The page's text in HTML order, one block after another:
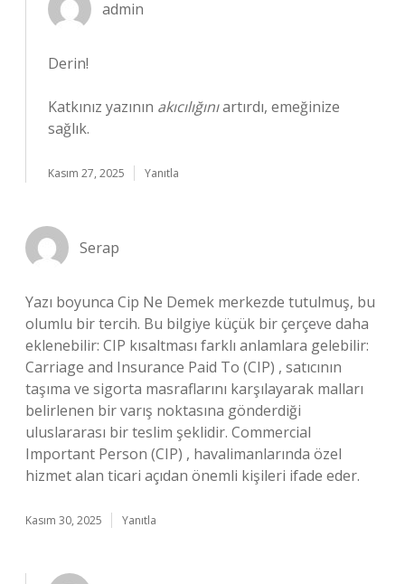
admin
Derin!
Katkınız yazının akıcılığınıartırdı, emeğinize
sağlık.
Kasım 27, 2025 Yanıtla
Serap
Yazı boyunca Cip Ne Demek merkezde tutulmuş, bu
olumlu bir tercih. Bu bilgiye küçük bir çerçeve daha
eklenebilir: CIP kısaltması farklı anlamlara gelebilir:
Carriage and Insurance Paid To (CIP) , satıcının
taşıma ve sigorta masraflarını karşılayarak malları
belirlenen bir varış noktasına gönderdiği
uluslararası bir teslim şeklidir. Commercial
Important Person (CIP) , havalimanlarında özel
hizmet alan ticari açıdan önemli kişileri ifade eder.
Kasım 30, 2025 Yanıtla